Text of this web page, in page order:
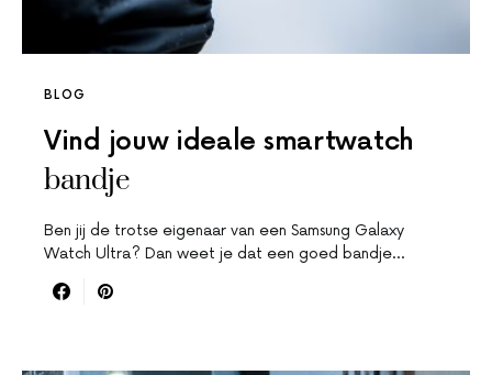
BLOG
Vind jouw ideale smartwatch
bandje
Ben jij de trotse eigenaar van een Samsung Galaxy
Watch Ultra? Dan weet je dat een goed bandje…